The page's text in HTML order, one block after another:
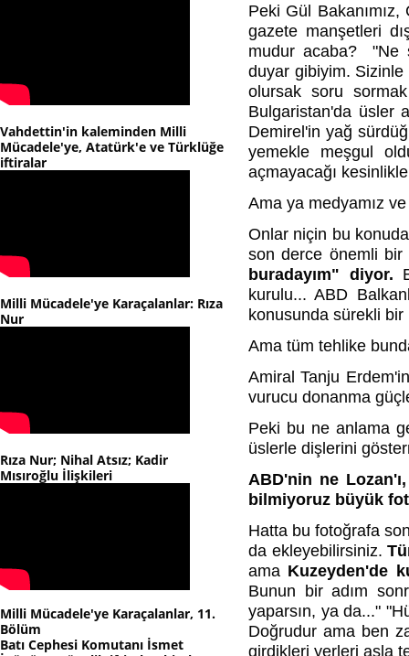
Vahdettin'in kaleminden Milli
Mücadele'ye, Atatürk'e ve Türklüğe
iftiralar
Milli Mücadele'ye Karaçalanlar: Rıza
Nur
Rıza Nur; Nihal Atsız; Kadir
Mısıroğlu İlişkileri
Milli Mücadele'ye Karaçalanlar, 11.
Bölüm
Batı Cephesi Komutanı İsmet
Peki Gül
gazete manşetleri
mudur acaba? "Ne
duyar gibiyim. Sizinle
olursak soru
Bulgaristan'da üsler
Demirel'in yağ
yemekle meşgul
açmayacağı
Ama ya medyamız
Onlar niçin bu
son derce önemli
buradayım" diyor.
kurulu... ABD
konusunda sürekli
Ama tüm tehlike
Amiral Tanju
vurucu donanma
Peki bu ne anlama
üslerle dişlerini
ABD'nin ne
bilmiyoruz büyük
Hatta bu fotoğrafa
da ekleyebilirsiniz.
ama Kuzeyden'de
Bunun bir adım
yaparsın, ya da..."
Doğrudur ama ben
girdikleri yerleri asla